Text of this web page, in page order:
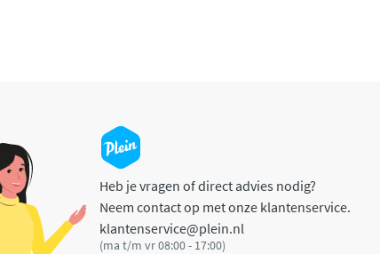
Heb je vragen of direct advies nodig?
Neem contact op met onze klantenservice.
klantenservice@plein.nl
(ma t/m vr 08:00 - 17:00)